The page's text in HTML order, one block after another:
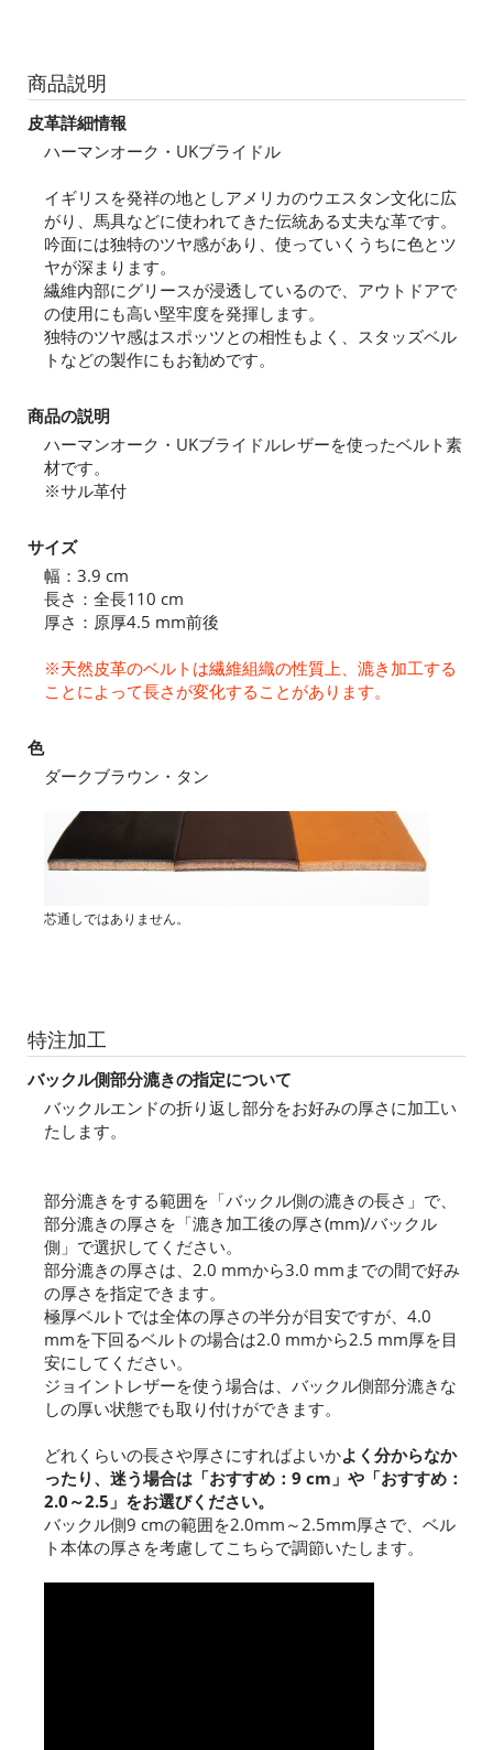
商品説明
皮革詳細情報
ハーマンオーク・UKブライドル
イギリスを発祥の地としアメリカのウエスタン文化に広
がり、馬具などに使われてきた伝統ある丈夫な革です。
吟面には独特のツヤ感があり、使っていくうちに色とツ
ヤが深まります。
繊維内部にグリースが浸透しているので、アウトドアで
の使用にも高い堅牢度を発揮します。
独特のツヤ感はスポッツとの相性もよく、スタッズベル
トなどの製作にもお勧めです。
商品の説明
ハーマンオーク・UKブライドルレザーを使ったベルト素
材です。
※サル革付
サイズ
幅：3.9 cm
長さ：全長110 cm
厚さ：原厚4.5 mm前後
※天然皮革のベルトは繊維組織の性質上、漉き加工する
ことによって長さが変化することがあります。
色
ダークブラウン・タン
芯通しではありません。
特注加工
バックル側部分漉きの指定について
バックルエンドの折り返し部分をお好みの厚さに加工い
たします。
部分漉きをする範囲を「バックル側の漉きの長さ」で、
部分漉きの厚さを「漉き加工後の厚さ(mm)/バックル
側」で選択してください。
部分漉きの厚さは、2.0 mmから3.0 mmまでの間で好み
の厚さを指定できます。
極厚ベルトでは全体の厚さの半分が目安ですが、4.0
mmを下回るベルトの場合は2.0 mmから2.5 mm厚を目
安にしてください。
ジョイントレザーを使う場合は、バックル側部分漉きな
しの厚い状態でも取り付けができます。
どれくらいの長さや厚さにすればよいかよく分からなか
ったり、迷う場合は「おすすめ：9 cm」や「おすすめ：
2.0～2.5」をお選びください。
バックル側9 cmの範囲を2.0mm～2.5mm厚さで、ベル
ト本体の厚さを考慮してこちらで調節いたします。